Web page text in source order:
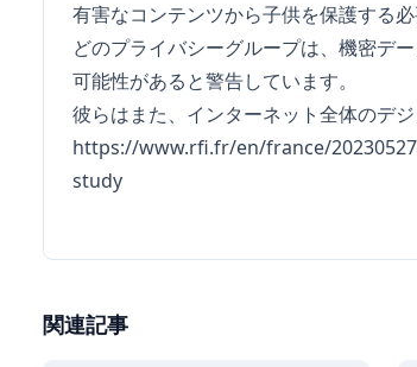
有害なコンテンツから子供を保護する
どのプライバシーグループは、機密デ
可能性があると警告しています。
彼らはまた、インターネット全体のデ
https://www.rfi.fr/en/france/
study
関連記事